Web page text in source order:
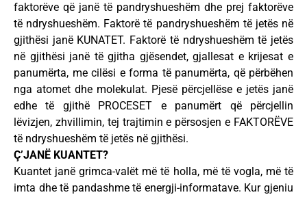
faktorëve që janë të pandryshueshëm dhe prej faktorëve
të ndryshueshëm. Faktorë të pandryshueshëm të jetës në
gjithësi janë KUNATET. Faktorë të ndryshueshëm të jetës
në gjithësi janë të gjitha gjësendet, gjallesat e krijesat e
panumërta, me cilësi e forma të panumërta, që përbëhen
nga atomet dhe molekulat. Pjesë përcjellëse e jetës janë
edhe të gjithë PROCESET e panumërt që përcjellin
lëvizjen, zhvillimin, tej trajtimin e përsosjen e FAKTORËVE
të ndryshueshëm të jetës në gjithësi.
Ç’JANË KUANTET?
Kuantet janë grimca-valët më të holla, më të vogla, më të
imta dhe të pandashme të energji-informatave. Kur gjeniu